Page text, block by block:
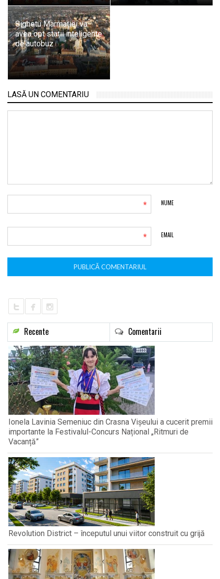
Sighetu Marmației va
avea opt stații inteligente
de autobuz
LASĂ UN COMENTARIU
NUME
*
EMAIL
*
Recente Comentarii
Ionela Lavinia Semeniuc din Crasna Vișeului a cucerit premii
importante la Festivalul-Concurs Național „Ritmuri de
Vacanță”
Revolution District – începutul unui viitor construit cu grijă